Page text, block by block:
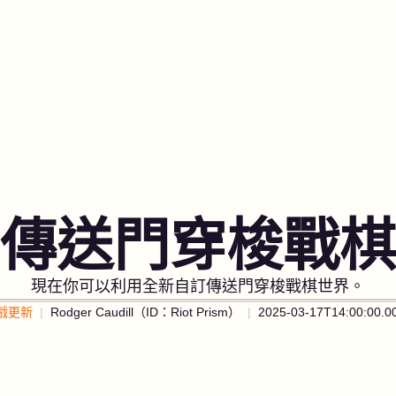
送門穿梭戰
現在你可以利用全新自訂傳送門穿梭戰棋世界。
更新 Rodger Caudill（ID：Riot Prism） 2025-03-